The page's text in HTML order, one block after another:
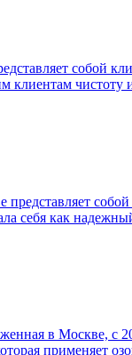
собой
клиентам чистоту
представляет
себя как
в Москве, с
применяет